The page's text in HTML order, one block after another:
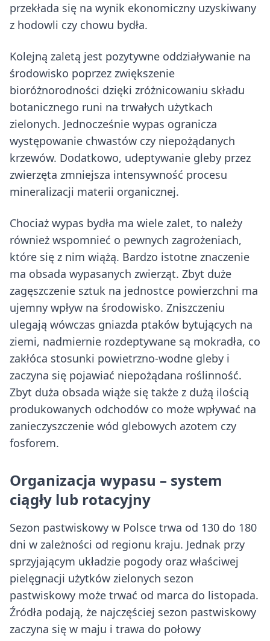
przekłada się na wynik ekonomiczny uzyskiwany
z hodowli czy chowu bydła.
Kolejną zaletą jest pozytywne oddziaływanie na
środowisko poprzez zwiększenie
bioróżnorodności dzięki zróżnicowaniu składu
botanicznego runi na trwałych użytkach
zielonych. Jednocześnie wypas ogranicza
występowanie chwastów czy niepożądanych
krzewów. Dodatkowo, udeptywanie gleby przez
zwierzęta zmniejsza intensywność procesu
mineralizacji materii organicznej.
Chociaż wypas bydła ma wiele zalet, to należy
również wspomnieć o pewnych zagrożeniach,
które się z nim wiążą. Bardzo istotne znaczenie
ma obsada wypasanych zwierząt. Zbyt duże
zagęszczenie sztuk na jednostce powierzchni ma
ujemny wpływ na środowisko. Zniszczeniu
ulegają wówczas gniazda ptaków bytujących na
ziemi, nadmiernie rozdeptywane są mokradła, co
zakłóca stosunki powietrzno-wodne gleby i
zaczyna się pojawiać niepożądana roślinność.
Zbyt duża obsada wiąże się także z dużą ilością
produkowanych odchodów co może wpływać na
zanieczyszczenie wód glebowych azotem czy
fosforem.
Organizacja wypasu – system
ciągły lub rotacyjny
Sezon pastwiskowy w Polsce trwa od 130 do 180
dni w zależności od regionu kraju. Jednak przy
sprzyjającym układzie pogody oraz właściwej
pielęgnacji użytków zielonych sezon
pastwiskowy może trwać od marca do listopada.
Źródła podają, że najczęściej sezon pastwiskowy
zaczyna się w maju i trawa do połowy